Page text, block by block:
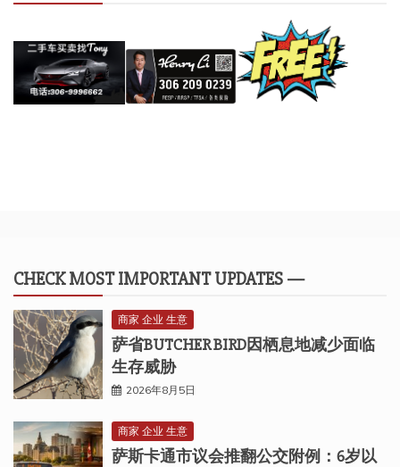
CHECK MOST IMPORTANT UPDATES —
商家 企业 生意
萨省BUTCHER BIRD因栖息地减少面临
生存威胁
2026年8月5日
商家 企业 生意
萨斯卡通市议会推翻公交附例：6岁以